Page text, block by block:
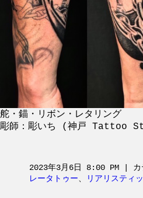
舵・錨・リボン・レタリング
彫師：彫いち (神戸 Tattoo
2023年3月6日 8:00 PM | カ
レータトゥー、 リアリスティ